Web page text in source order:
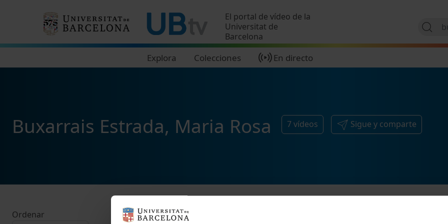
El portal de vídeo de la
Universitat de
Barcelona
Explora Colecciones En directo
Buxarrais Estrada, Maria Rosa 7vídeos Sigue y comparte
Ordenar